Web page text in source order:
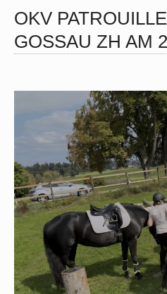
OKV
GOSSAU ZH AM